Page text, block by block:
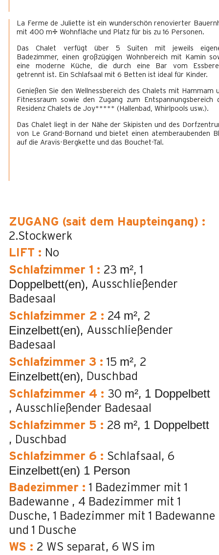
La Ferme de Juliette ist ein wunderschön renovierter
mit 400 m² Wohnfläche und Platz für bis zu 16 Personen.
Das Chalet verfügt über 5 Suiten mit jeweils
Badezimmer, einen großzügigen Wohnbereich mit Kamin
eine moderne Küche, die durch eine Bar vom
getrennt ist. Ein Schlafsaal mit 6 Betten ist ideal für Kinder.
Genießen Sie den Wellnessbereich des Chalets mit Hammam
Fitnessraum sowie den Zugang zum Entspannungsbereich
Residenz Chalets de Joy***** (Hallenbad, Whirlpools usw.).
Das Chalet liegt in der Nähe der Skipisten und des
von Le Grand-Bornand und bietet einen atemberaubenden
auf die Aravis-Bergkette und das Bouchet-Tal.
ZUGANG (sait dem Haupteingang) :
2.Stockwerk
LIFT : No
Schlafzimmer 1 : 23 m² 1
Doppelbett(en)
Ausschließender
Badesaal
Schlafzimmer 2 : 24 m² 2
Einzelbett(en)
Ausschließender
Badesaal
Schlafzimmer 3 : 15 m² 2
Einzelbett(en)
Duschbad
Schlafzimmer 4 : 30 m² 1 Doppelbett
Ausschließender Badesaal
Schlafzimmer 5 : 28 m² 1 Doppelbett
Duschbad
Schlafzimmer 6 : Schlafsaal 6
Einzelbett(en) 1 Person
Badezimmer : 1 Badezimmer mit 1
Badewanne
4 Badezimmer mit 1
Dusche 1 Badezimmer mit 1 Badewanne
und 1 Dusche
WS : 2 WS separat 6 WS im